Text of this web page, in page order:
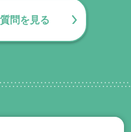
る方が70パーセント
日常にお戻りいただ
制限なく、当社の専
問を見る